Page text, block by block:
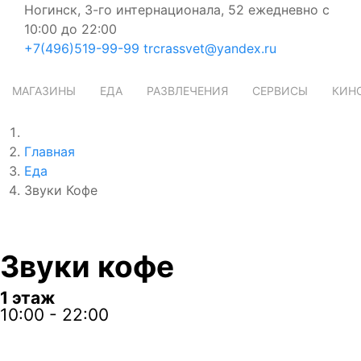
Ногинск, 3-го интернационала, 52 ежедневно с
10:00 до 22:00
+7(496)519-99-99 trcrassvet@yandex.ru
МАГАЗИНЫ ЕДА РАЗВЛЕЧЕНИЯ СЕРВИСЫ
Главная
Еда
Звуки Кофе
Звуки кофе
1 этаж
10:00 - 22:00